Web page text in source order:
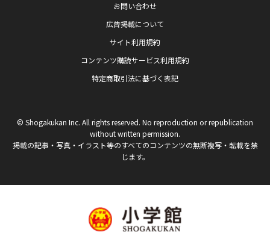
お問い合わせ
広告掲載について
サイト利用規約
コンテンツ購読サービス利用規約
特定商取引法に基づく表記
© Shogakukan Inc. All rights reserved. No reproduction or republication
without written permission.
掲載の記事・写真・イラスト等のすべてのコンテンツの無断複写・転載を禁
じます。